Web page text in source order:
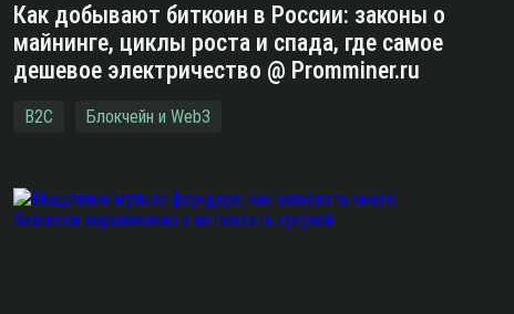
Как добывают биткоин в России: законы о
майнинге, циклы роста и спада, где самое
дешевое электричество @ Promminer.ru
B2C Блокчейн и Web3